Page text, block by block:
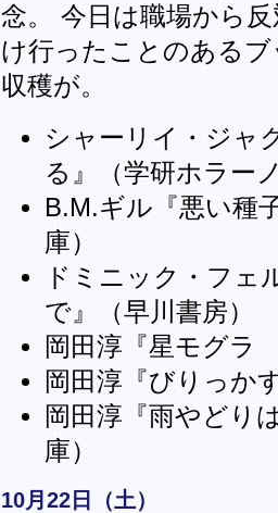
念。 今日は職場から
け行ったことのある
収穫が。
シャーリイ・ジャ
る』（学研ホラー
B.M.ギル『悪い種
庫）
ドミニック・フェ
で』（早川書房）
岡田淳『星モグラ
岡田淳『びりっか
岡田淳『雨やどり
庫）
10月22日（土）